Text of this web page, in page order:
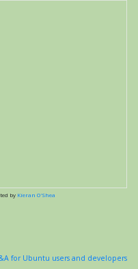
by Kieran O'Shea